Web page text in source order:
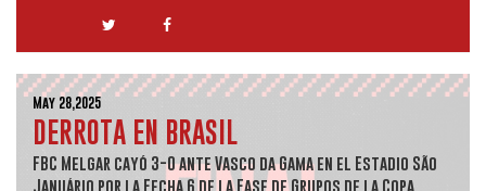
May 28,2025
DERROTA EN BRASIL
FBC Melgar cayó 3-0 ante Vasco da Gama en el Estadio São
Januário por la Fecha 6 de la Fase de Grupos de la Copa